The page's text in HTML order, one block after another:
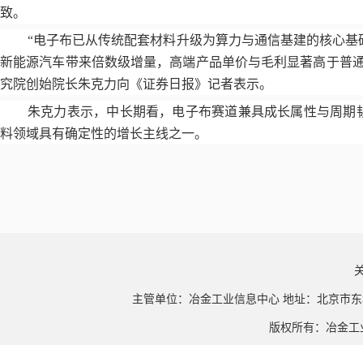
致。
“电子布已从传统配套材料升级为算力与通信基建的核心基
新能源汽车带来倍数级增量，高端产品单价与毛利显著高于普
究院创始院长朱克力向《证券日报》记者表示。
朱克力表示，中长期看，电子布赛道兼具成长属性与周
料领域具有确定性的增长主线之一。
主管单位：冶金工业信息中心 地址：北京市
版权所有：冶金